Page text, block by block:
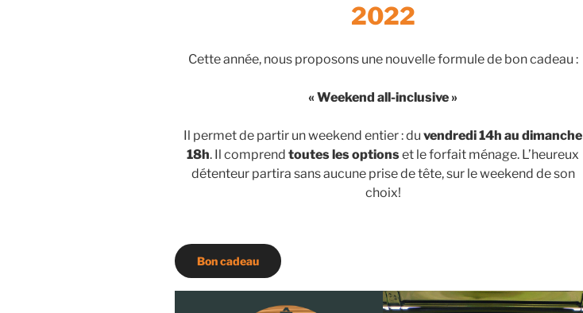
2022
Cette année, nous proposons une nouvelle formule de bon cadeau :
« Weekend all-inclusive »
Il permet de partir un weekend entier : duvendredi 14h au dimanche
18h. Il comprendtoutes les optionset le forfait ménage. L’heureux
détenteur partira sans aucune prise de tête, sur le weekend de son
choix!
Bon cadeau